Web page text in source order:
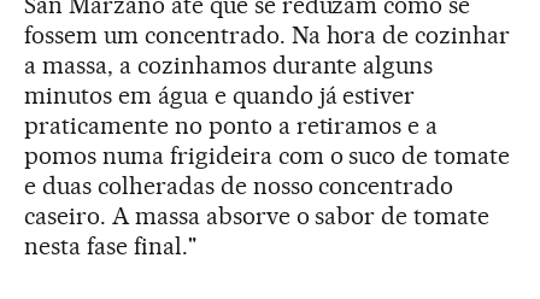
fossem um concentrado. Na hora de cozinhar
a massa, a cozinhamos durante alguns
minutos em água e quando já estiver
praticamente no ponto a retiramos e a
pomos numa frigideira com o suco de tomate
e duas colheradas de nosso concentrado
caseiro. A massa absorve o sabor de tomate
nesta fase final."